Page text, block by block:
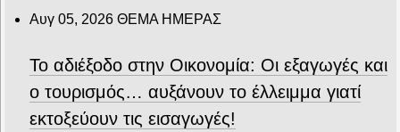
Αυγ 05, 2026 ΘΕΜΑ ΗΜΕΡΑΣ
Το αδιέξοδο στην Οικονομία: Οι εξαγωγές και
ο τουρισμός… αυξάνουν το έλλειμμα γιατί
εκτοξεύουν τις εισαγωγές!